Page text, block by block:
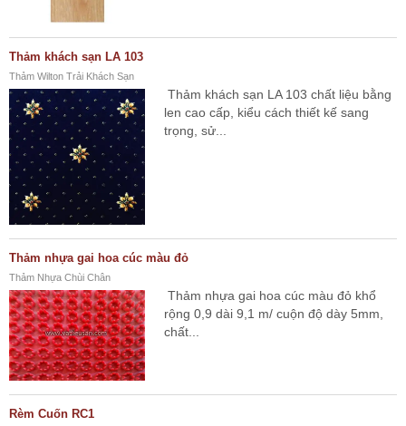
Thảm khách sạn LA 103
Thảm Wilton Trải Khách Sạn
Thảm khách sạn LA 103 chất liệu bằng
len cao cấp, kiểu cách thiết kế sang
trọng, sử...
Thảm nhựa gai hoa cúc màu đỏ
Thảm Nhựa Chùi Chân
Thảm nhựa gai hoa cúc màu đỏ khổ
rộng 0,9 dài 9,1 m/ cuộn độ dày 5mm,
chất...
Rèm Cuốn RC1